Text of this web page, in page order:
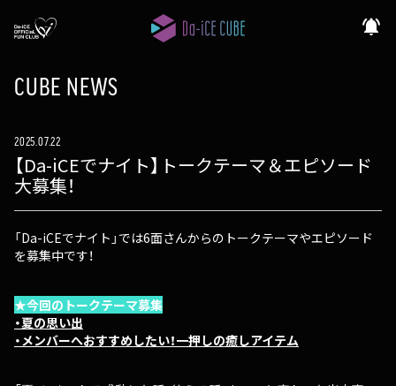
notifications_active
CUBE NEWS
2025.07.22
【Da-iCEでナイト】トークテーマ＆エピソード
大募集！
「Da-iCEでナイト」では6面さんからのトークテーマやエピソード
を募集中です！
★今回のトークテーマ募集
・夏の思い出
・メンバーへおすすめしたい！一押しの癒しアイテム